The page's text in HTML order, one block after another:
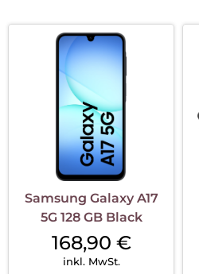
Samsung Galaxy A17
5G 128 GB Black
168,90 €
inkl. MwSt.